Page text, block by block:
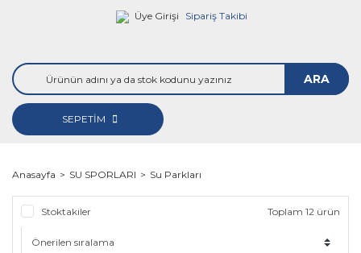
Üye Girişi Sipariş Takibi
ARA
SEPETİM
Anasayfa SU SPORLARI Su Parkları
Stoktakiler Toplam 12 ürün